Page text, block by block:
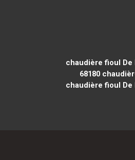
chaudière fioul De
68180
chaudière fioul De